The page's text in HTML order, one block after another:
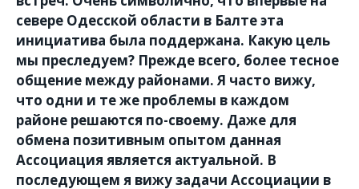
севере Одесской области в Балте эта
инициатива была поддержана. Какую цель
мы преследуем? Прежде всего, более тесное
общение между районами. Я часто вижу,
что одни и те же проблемы в каждом
районе решаются по-своему. Даже для
обмена позитивным опытом данная
Ассоциация является актуальной. В
последующем я вижу задачи Ассоциации в